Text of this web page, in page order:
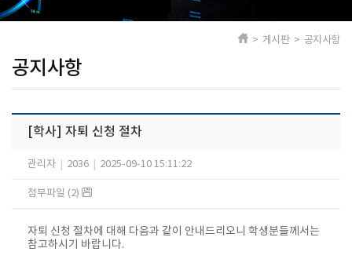
공지사항
> 게시판 > 공지사항
[학사] 자퇴 신청 절차
관리자 2036 2025-09-10 15:11:22
첨부파일 (2)
자퇴 신청 절차에 대해 다음과 같이 안내드리오니 학생분들께서는
참고하시기 바랍니다.